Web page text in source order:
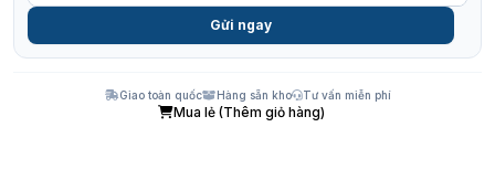
Gửi ngay
Giao toàn quốc Hàng sẵn kho Tư vấn miễn phí
Mua lẻ (Thêm giỏ hàng)